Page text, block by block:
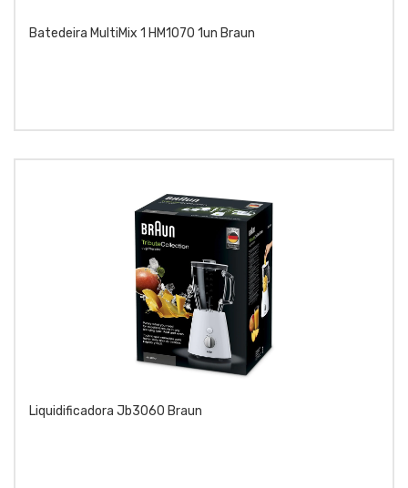
Batedeira MultiMix 1 HM1070 1un Braun
Liquidificadora Jb3060 Braun